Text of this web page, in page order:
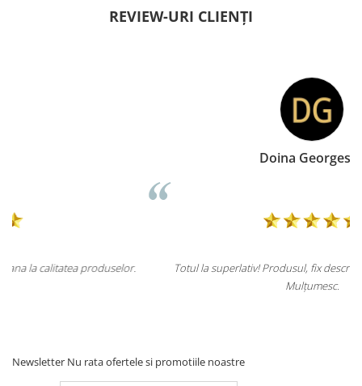
REVIEW-URI CLIENȚI
Totul la superlativ! Produsul, fix descrierea, ambalaj, livrare.
Newsletter Nu rata ofertele si promotiile noastre